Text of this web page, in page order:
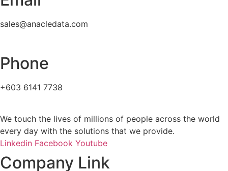
sales@anacledata.com
Phone
+603 6141 7738
We touch the lives of millions of people across the world
every day with the solutions that we provide.
Linkedin Facebook Youtube
Company Link